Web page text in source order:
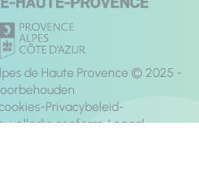
de Haute Provence © 2025 -
Privacybeleid
volledig conform Legaal